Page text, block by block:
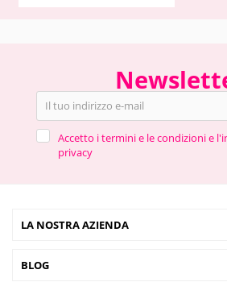
Accetto i termini e le condizioni e
privacy
LA NOSTRA AZIENDA
BLOG